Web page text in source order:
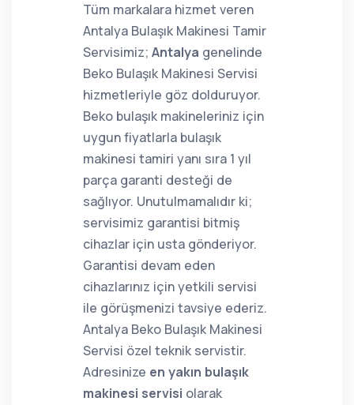
Tüm markalara hizmet veren
Antalya Bulaşık Makinesi Tamir
Servisimiz; Antalya genelinde
Beko Bulaşık Makinesi Servisi
hizmetleriyle göz dolduruyor.
Beko bulaşık makineleriniz için
uygun fiyatlarla bulaşık
makinesi tamiri yanı sıra 1 yıl
parça garanti desteği de
sağlıyor. Unutulmamalıdır ki;
servisimiz garantisi bitmiş
cihazlar için usta gönderiyor.
Garantisi devam eden
cihazlarınız için yetkili servisi
ile görüşmenizi tavsiye ederiz.
Antalya Beko Bulaşık Makinesi
Servisi özel teknik servistir.
Adresinize en yakın bulaşık
makinesi servisi olarak